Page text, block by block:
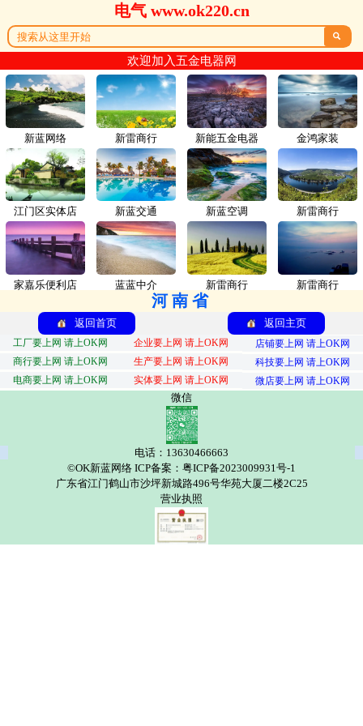
电气 www.ok220.cn

欢迎加入五金电器网
新蓝网络 新雷商行
江门区实体店 新蓝交通
家嘉乐便利店 蓝蓝中介
新能五金电器 金鸿家装
新蓝空调 新雷商行
新雷商行 新雷商行
河南省
返回首页 返回主页
工厂要上网 请上OK网 企业要上网 请上OK网
店铺要上网 请上OK网
商行要上网 请上OK网
生产要上网 请上OK网
科技要上网 请上OK网
电商要上网 请上OK网
实体要上网 请上OK网 微店要上网 请上OK网
微信
电话：13630466663
©OK新蓝网络 ICP备案：粤ICP备2023009931号-1
广东省江门鹤山市沙坪新城路496号华苑大厦二楼2C25
营业执照